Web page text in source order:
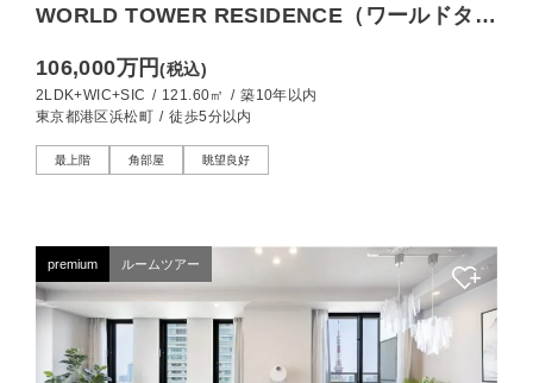
WORLD TOWER RESIDENCE（ワールドタワ
ハウス！レインボーブリッジを一望する120㎡
超の邸宅
106,000万円(税込)
2LDK+WIC+SIC / 121.60㎡ / 築10年以内
東京都港区浜松町 / 徒歩5分以内
最上階 角部屋 眺望良好
premium ルームツアー